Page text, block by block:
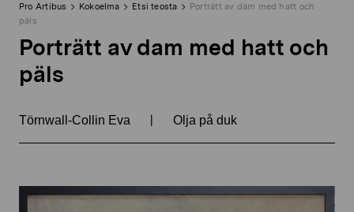
Pro Artibus Kokoelma Etsi teosta
Porträtt av dam med hatt och
päls
Porträtt av dam med hatt och
päls
Törnwall-Collin Eva | Olja på duk